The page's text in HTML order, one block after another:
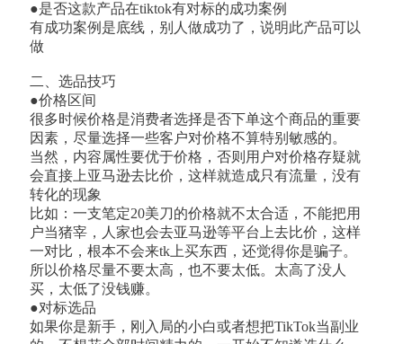
●是否这款产品在tiktok有对标的成功案例
有成功案例是底线，别人做成功了，说明此产品可以
做
二、选品技巧
●价格区间
很多时候价格是消费者选择是否下单这个商品的重要
因素，尽量选择一些客户对价格不算特别敏感的。
当然，内容属性要优于价格，否则用户对价格存疑就
会直接上亚马逊去比价，这样就造成只有流量，没有
转化的现象
比如：一支笔定20美刀的价格就不太合适，不能把用
户当猪宰，人家也会去亚马逊等平台上去比价，这样
一对比，根本不会来tk上买东西，还觉得你是骗子。
所以价格尽量不要太高，也不要太低。太高了没人
买，太低了没钱赚。
●对标选品
如果你是新手，刚入局的小白或者想把TikTok当副业